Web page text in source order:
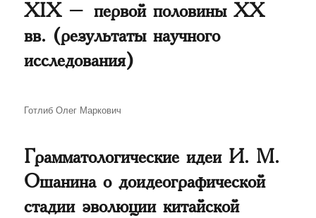
XIX – первой половины XX
вв. (результаты научного
исследования)
Автор
Готлиб Олег Маркович
Грамматологические идеи И. М.
Ошанина о доидеографической
стадии эволюции китайской